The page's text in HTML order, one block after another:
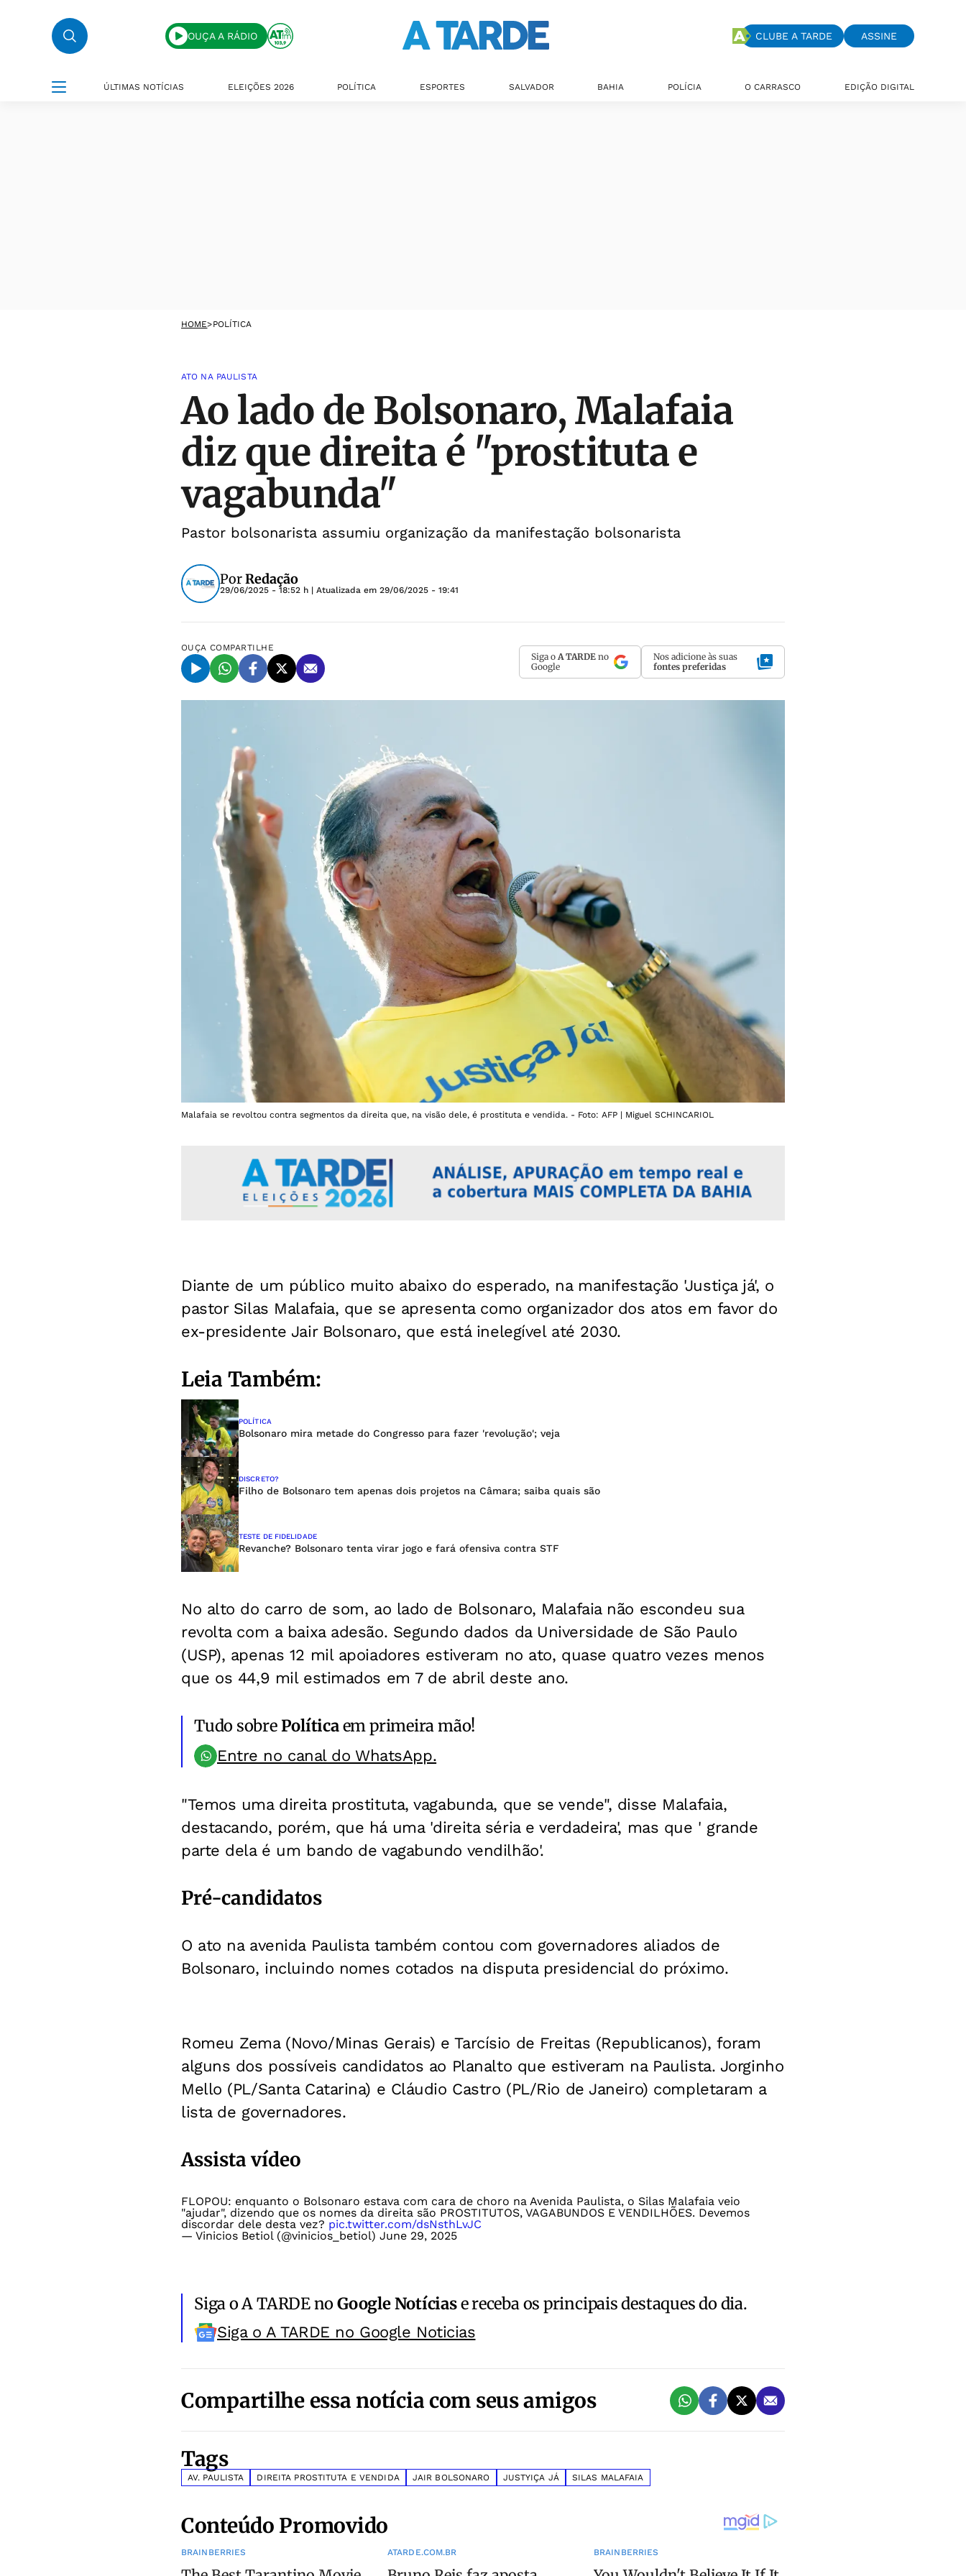
OUÇA A RÁDIO CLUBE A TARDE ASSINE
ÚLTIMAS NOTÍCIAS ELEIÇÕES 2026 POLÍTICA ESPORTES SALVADOR BAHIA POLÍCIA O CARRASCO EDIÇÃO DIGITAL
HOME>POLÍTICA
ATO NA PAULISTA
Ao lado de Bolsonaro, Malafaia
diz que direita é "prostituta e
vagabunda"
Pastor bolsonarista assumiu organização da manifestação bolsonarista
PorRedação
29/06/2025 - 18:52 h | Atualizada em 29/06/2025 - 19:41
OUÇA COMPARTILHE
Siga o A TARDE no
Google
Nos adicione às suas
fontes preferidas
Malafaia se revoltou contra segmentos da direita que, na visão dele, é prostituta e vendida. - Foto: AFP | Miguel SCHINCARIOL
Diante de um público muito abaixo do esperado, na manifestação 'Justiça já', o
pastor Silas Malafaia, que se apresenta como organizador dos atos em favor do
ex-presidente Jair Bolsonaro, que está inelegível até 2030.
Leia Também:
POLÍTICA
Bolsonaro mira metade do Congresso para fazer 'revolução'; veja
DISCRETO?
Filho de Bolsonaro tem apenas dois projetos na Câmara; saiba quais são
TESTE DE FIDELIDADE
Revanche? Bolsonaro tenta virar jogo e fará ofensiva contra STF
No alto do carro de som, ao lado de Bolsonaro, Malafaia não escondeu sua
revolta com a baixa adesão. Segundo dados da Universidade de São Paulo
(USP), apenas 12 mil apoiadores estiveram no ato, quase quatro vezes menos
que os 44,9 mil estimados em 7 de abril deste ano.
Tudo sobrePolíticaem primeira mão!
Entre no canal do WhatsApp.
"Temos uma direita prostituta, vagabunda, que se vende", disse Malafaia,
destacando, porém, que há uma 'direita séria e verdadeira', mas que ' grande
parte dela é um bando de vagabundo vendilhão'.
Pré-candidatos
O ato na avenida Paulista também contou com governadores aliados de
Bolsonaro, incluindo nomes cotados na disputa presidencial do próximo.
Romeu Zema (Novo/Minas Gerais) e Tarcísio de Freitas (Republicanos), foram
alguns dos possíveis candidatos ao Planalto que estiveram na Paulista. Jorginho
Mello (PL/Santa Catarina) e Cláudio Castro (PL/Rio de Janeiro) completaram a
lista de governadores.
Assista vídeo
FLOPOU: enquanto o Bolsonaro estava com cara de choro na Avenida Paulista, o Silas Malafaia veio
"ajudar", dizendo que os nomes da direita são PROSTITUTOS, VAGABUNDOS E VENDILHÕES. Devemos
discordar dele desta vez? pic.twitter.com/dsNsthLvJC
— Vinicios Betiol (@vinicios_betiol) June 29, 2025
Siga o A TARDE noGoogle Notíciase receba os principais destaques do dia.
Siga o A TARDE no Google Noticias
Compartilhe essa notícia com seus amigos
Tags
AV. PAULISTA DIREITA PROSTITUTA E VENDIDA JAIR BOLSONARO JUSTYIÇA JÁ SILAS MALAFAIA